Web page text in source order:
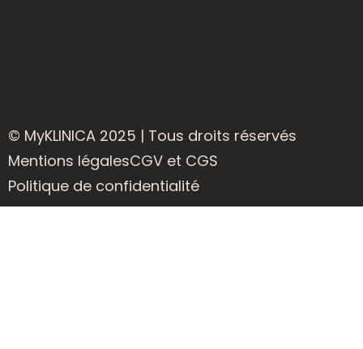
© MyKLINICA 2025 | Tous droits réservés
Mentions légalesCGV et CGS
Politique de confidentialité